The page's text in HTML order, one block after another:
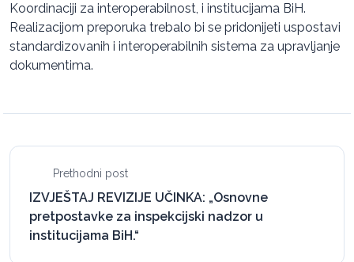
Koordinaciji za interoperabilnost, i institucijama BiH.
Realizacijom preporuka trebalo bi se pridonijeti uspostavi
standardizovanih i interoperabilnih sistema za upravljanje
dokumentima.
Prethodni post
IZVJEŠTAJ REVIZIJE UČINKA: „Osnovne
pretpostavke za inspekcijski nadzor u
institucijama BiH.“